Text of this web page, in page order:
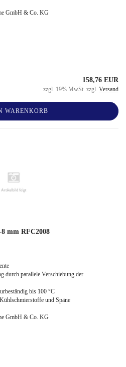
GmbH & Co. KG
158,76 EUR
zzgl. 19% MwSt. zzgl. Versand
WARENKORB
mm RFC2008
durch parallele Verschiebung der
bis 100 °C
und Späne
GmbH & Co. KG